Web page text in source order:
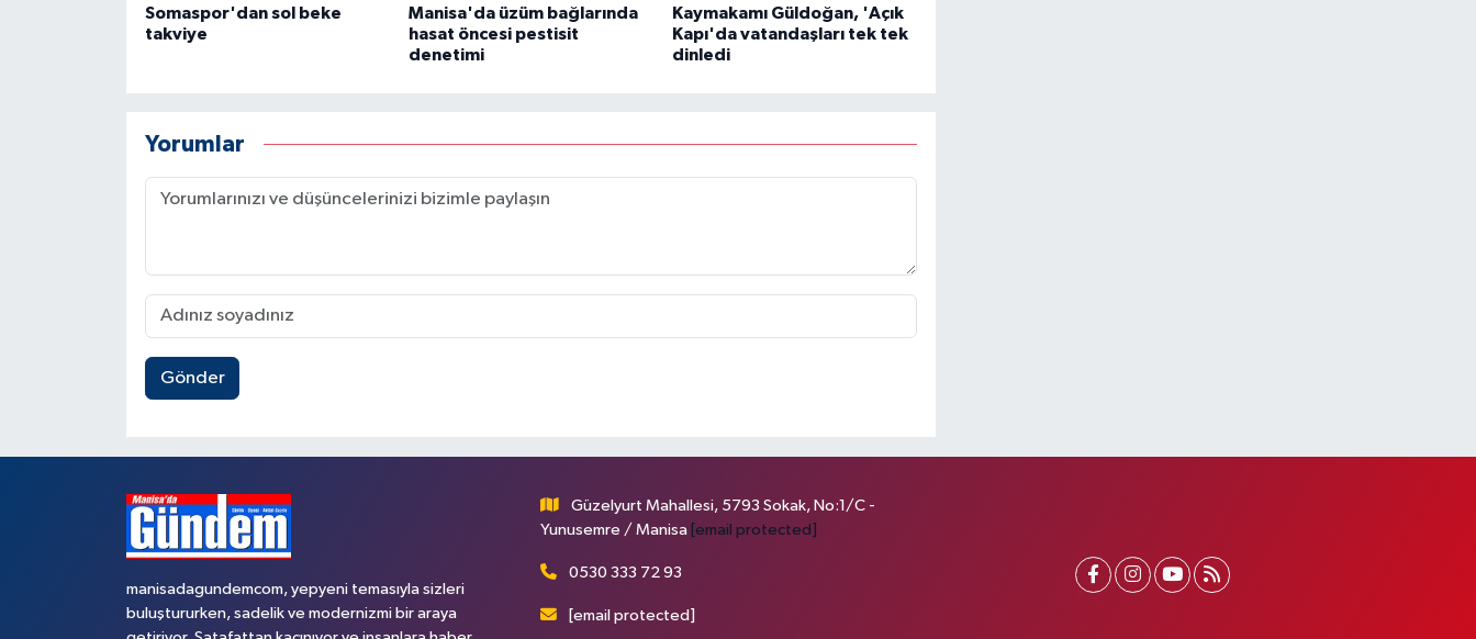
Somaspor'dan sol beke
takviye
Manisa'da üzüm bağlarında
hasat öncesi pestisit
denetimi
Kaymakamı Güldoğan, 'Açık
Kapı'da vatandaşları tek tek
dinledi
Yorumlar
Gönder
manisadagundemcom, yepyeni temasıyla sizleri
buluştururken, sadelik ve modernizmi bir araya
Güzelyurt Mahallesi, 5793 Sokak, No:1/C -
Yunusemre / Manisa [email protected]
0530 333 72 93
[email protected]